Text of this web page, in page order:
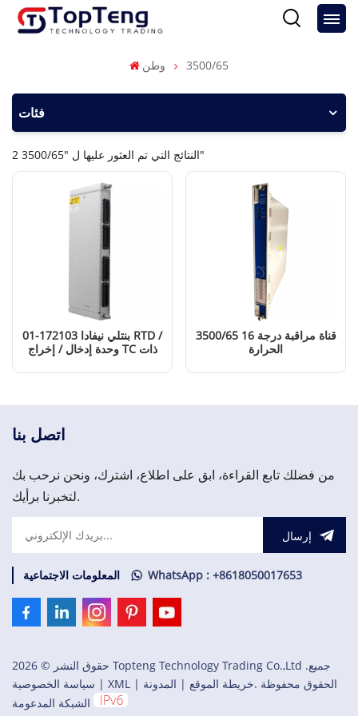
وطن 3500/65
فئات
2 النتائج التي تم العثور عليها ل "3500/65"
بنتلي نيفادا 172103-01 RTD /
وحدة إدخال / إخراج TC ذات
إقرأ المزيد
3500/65 16 قناة مراقبة درجة
الحرارة
إقرأ المزيد
اتصل بنا
من فضلك تابع القراءة، ابق على اطلاع، اشترك، ونحن نرحب بك
لتخبرنا برأيك.
إرسال
المعلومات الاجتماعية WhatsApp : +8618050017653
حقوق النشر © 2026 Topteng Technology Trading Co.,Ltd .جميع
الحقوق محفوظة .خريطة الموقع | المدونة |
XML
| سياسة الخصوصية
الشبكة المدعومة